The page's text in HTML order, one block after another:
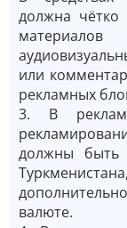
должна чётко
или
рекламных
3. В
должны быть
валюте.